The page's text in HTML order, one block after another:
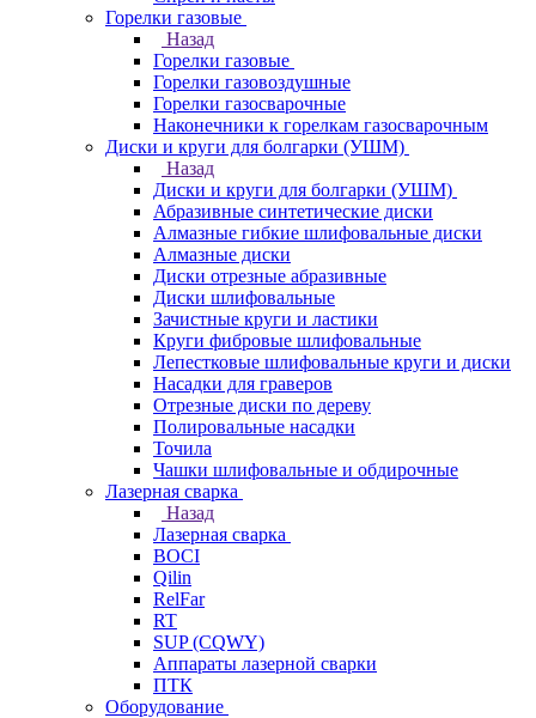
Горелки газовые
Назад
Горелки газовые
Горелки газовоздушные
Горелки газосварочные
Наконечники к горелкам газосварочным
Диски и круги для болгарки (УШМ)
Назад
Диски и круги для болгарки (УШМ)
Абразивные синтетические диски
Алмазные гибкие шлифовальные диски
Алмазные диски
Диски отрезные абразивные
Диски шлифовальные
Зачистные круги и ластики
Круги фибровые шлифовальные
Лепестковые шлифовальные круги и диски
Насадки для граверов
Отрезные диски по дереву
Полировальные насадки
Точила
Чашки шлифовальные и обдирочные
Лазерная сварка
Назад
Лазерная сварка
BOCI
Qilin
RelFar
RT
SUP (CQWY)
Аппараты лазерной сварки
ПТК
Оборудование